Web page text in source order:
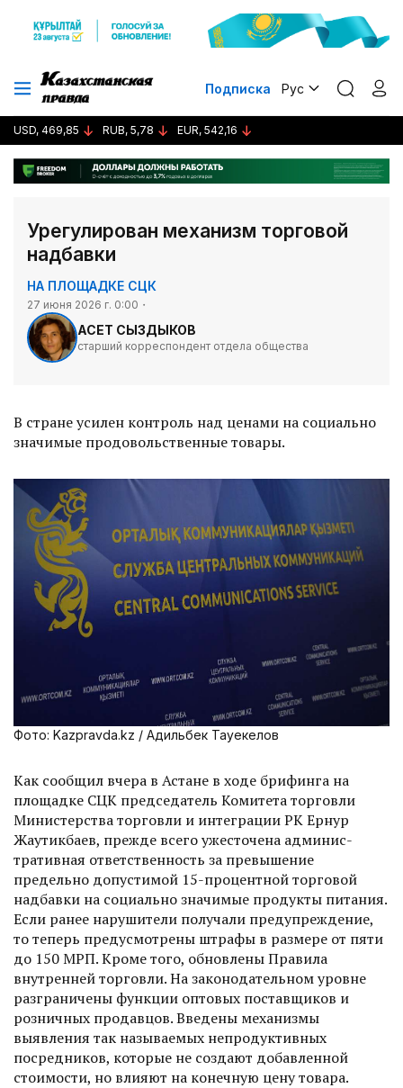
Подписка Рус
USD, 469,85 RUB, 5,78 EUR, 542,16
Урегулирован механизм торговой
надбавки
НА ПЛОЩАДКЕ СЦК
27 июня 2026 г. 0:00
АСЕТ СЫЗДЫКОВ
старший корреспондент отдела общества
В стране усилен контроль над ценами на социально
значимые продовольственные товары.
Фото: Kazpravda.kz / Адильбек Тауекелов
Как сообщил вчера в Астане в ходе брифинга на
площадке СЦК председатель Комитета торговли
Министерства торговли и интеграции РК Ернур
Жаутикбаев, преж­де всего ужесточена админис­
тративная ответственность за превышение
предельно допус­тимой 15-процентной торговой
надбавки на социально значимые продукты питания.
Если ранее нарушители получали предупреж­дение,
то теперь предусмотрены штрафы в размере от пяти
до 150 МРП. Кроме того, обновлены Правила
внутренней торговли. На законодательном уровне
разграничены функции оптовых поставщиков и
розничных продавцов. Введены механизмы
выявления так называемых непродуктивных
посредников, которые не создают добавленной
стоимости, но влияют на конечную цену товара.